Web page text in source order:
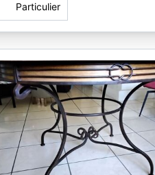
Particulier